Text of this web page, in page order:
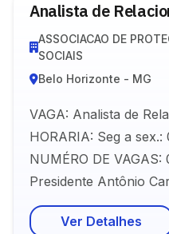
Analista de
ASSOCIACAO DE
SOCIAIS
Belo Horizonte - MG
VAGA: Analista de
HORARIA: Seg a sex.:
NUMÉRO DE
Presidente Antônio
Ver Detalhes